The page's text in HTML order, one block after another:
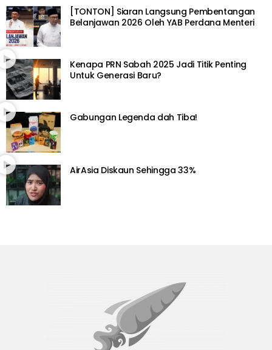
[TONTON] Siaran Langsung Pembentangan
Belanjawan 2026 Oleh YAB Perdana Menteri
Kenapa PRN Sabah 2025 Jadi Titik Penting
Untuk Generasi Baru?
Gabungan Legenda dah Tiba!
AirAsia Diskaun Sehingga 33%